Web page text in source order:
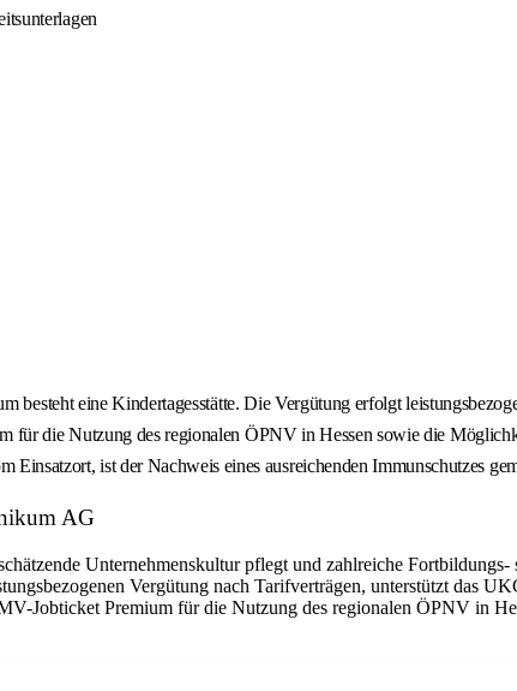
eine Kindertagesstätte. Die Vergütung erfolgt
die Nutzung des regionalen ÖPNV in Hessen sowie die
ist der Nachweis eines ausreichenden Immunschutzes
AG
Unternehmenskultur pflegt und zahlreiche
Vergütung nach Tarifverträgen, unterstützt das
Jobticket Premium für die Nutzung des regionalen ÖPNV in